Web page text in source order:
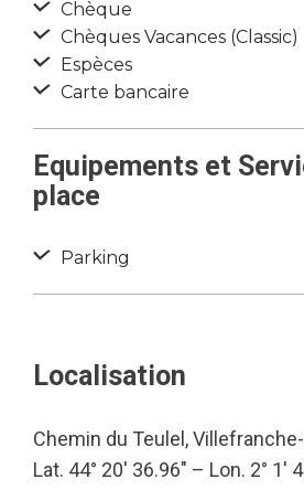
Chèque
Chèques Vacances (Classic)
Espèces
Carte bancaire
Equipements et
place
Parking
Localisation
Chemin du Teulel,
Lat. 44° 20′ 36.96″ – Lon. 2° 1′